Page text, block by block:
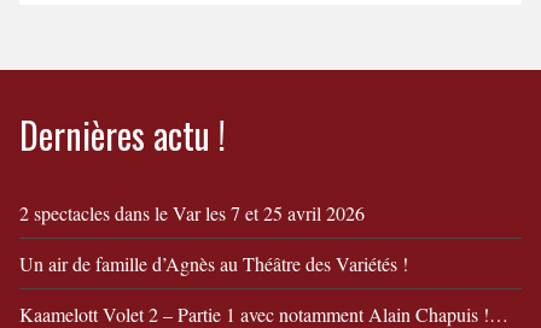
Dernières actu !
2 spectacles dans le Var les 7 et 25 avril 2026
Un air de famille d’Agnès au Théâtre des Variétés !
Kaamelott Volet 2 – Partie 1 avec notamment Alain Chapuis !…